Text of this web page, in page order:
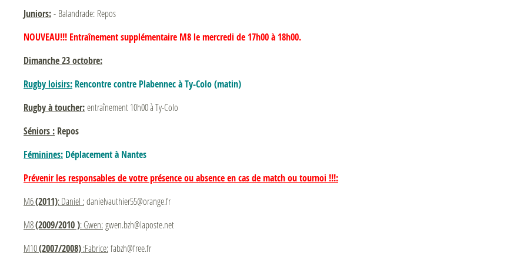
Juniors:- Balandrade: Repos
NOUVEAU!!! Entraînement supplémentaire M8 le mercredi de 17h00 à 18h00.
Dimanche 23 octobre:
Rugby loisirs: Rencontre contre Plabennec à Ty-Colo (matin)
Rugby à toucher:entraînement 10h00 à Ty-Colo
Séniors : Repos
Féminines: Déplacement à Nantes
Prévenir les responsables de votre présence ou absence en cas de match ou tournoi !!!:
M6(2011): Daniel :danielvauthier55@orange.fr
M8(2009/2010 ): Gwen:gwen.bzh@laposte.net
M10(2007/2008):Fabrice:fabzh@free.fr